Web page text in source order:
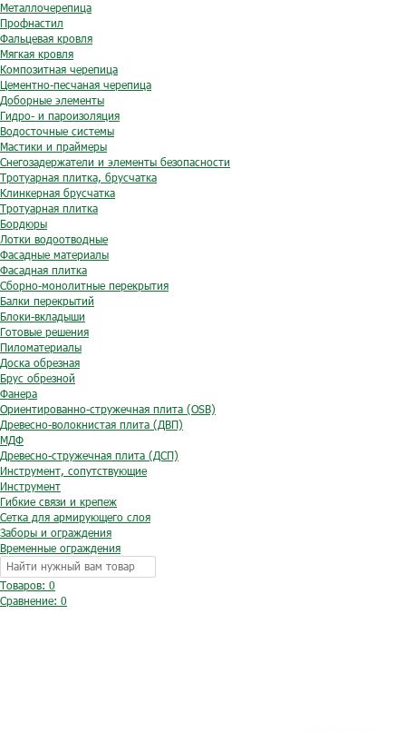
Металлочерепица
Профнастил
Фальцевая кровля
Мягкая кровля
Композитная черепица
Цементно-песчаная черепица
Доборные элементы
Гидро- и пароизоляция
Водосточные системы
Мастики и праймеры
Снегозадержатели и элементы безопасности
Тротуарная плитка, брусчатка
Клинкерная брусчатка
Тротуарная плитка
Бордюры
Лотки водоотводные
Фасадные материалы
Фасадная плитка
Сборно-монолитные перекрытия
Балки перекрытий
Блоки-вкладыши
Готовые решения
Пиломатериалы
Доска обрезная
Брус обрезной
Фанера
Ориентированно-стружечная плита (OSB)
Древесно-волокнистая плита (ДВП)
МДФ
Древесно-стружечная плита (ДСП)
Инструмент, сопутствующие
Инструмент
Гибкие связи и крепеж
Сетка для армирующего слоя
Заборы и ограждения
Временные ограждения
Товаров: 0
Сравнение: 0